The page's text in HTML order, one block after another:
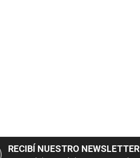
RECIBÍ NUESTRO NEWSLETTER